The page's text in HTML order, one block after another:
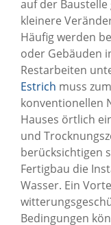
auf der
kleinere
Häufig werden
oder Gebäuden
Restarbeiten
Estrich muss
konventionellen
Hauses örtlich
und
berücksichtigen
Fertigbau die
Wasser. Ein
Bedingungen